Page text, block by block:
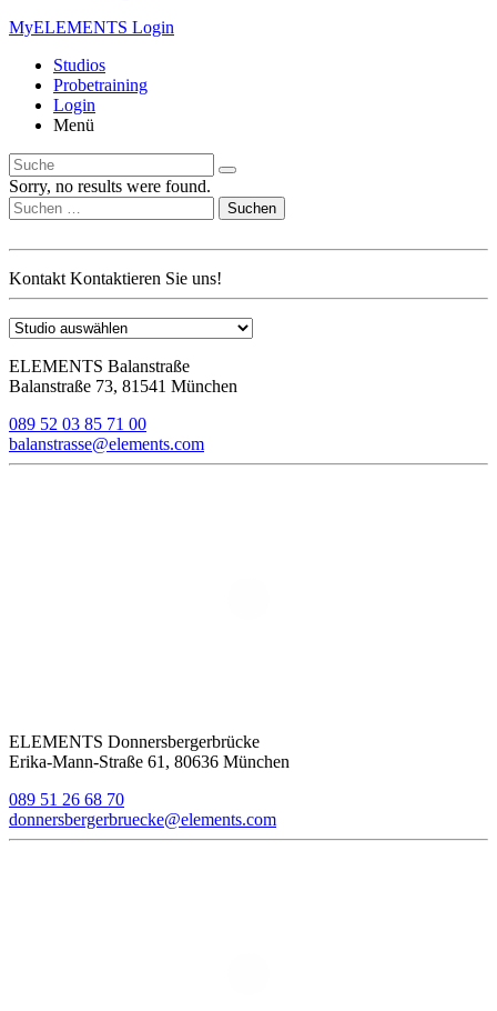
MyELEMENTS Login
Studios
Probe­training
Login
Menü
Sorry, no results were found.
Suchen
nach:
Kontakt Kontaktieren Sie uns!
ELEMENTS Balanstraße
Balanstraße 73, 81541 München
089 52 03 85 71 00
balanstrasse@elements.com
ELEMENTS Donnersbergerbrücke
Erika-Mann-Straße 61, 80636 München
089 51 26 68 70
donnersbergerbruecke@elements.com